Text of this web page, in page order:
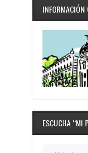
INFORMACIÓN
ESCUCHA “MI